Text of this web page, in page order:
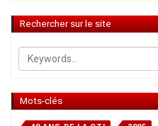
Rechercher sur le site
Mots-clés